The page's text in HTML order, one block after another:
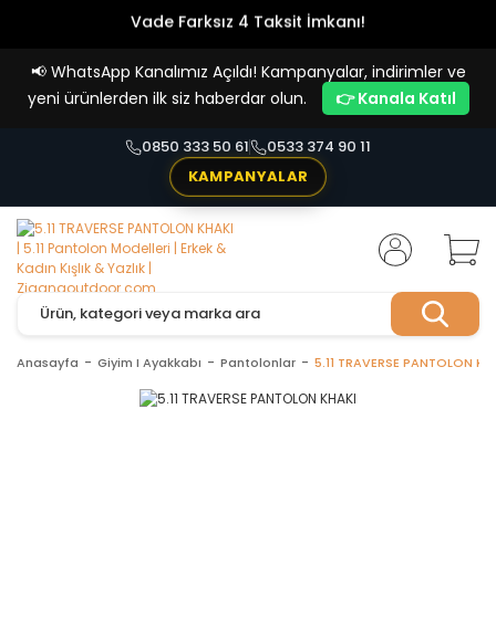
Vade Farksız 4 Taksit İmkanı!
📢 WhatsApp Kanalımız Açıldı! Kampanyalar, indirimler ve
yeni ürünlerden ilk siz haberdar olun.
👉 Kanala Katıl
0850 333 50 61
0533 374 90 11
KAMPANYALAR
Anasayfa Giyim I Ayakkabı Pantolonlar 5.11 TRAVERSE PANTOLON